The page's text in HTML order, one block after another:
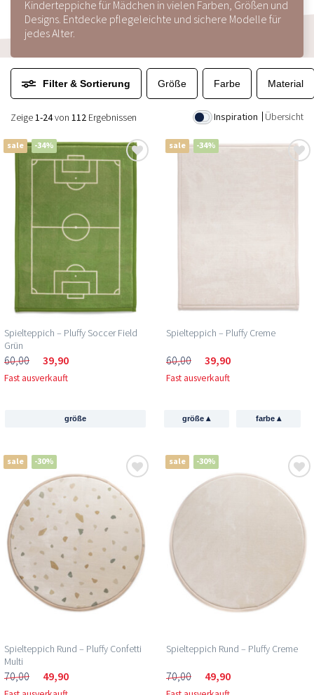
Kinderteppiche für Mädchen in vielen Farben, Größen und
Designs. Entdecke pflegeleichte und sichere Modelle für
jedes Alter.
Filter & Sortierung Größe Farbe Material
Inspiration Übersicht
Zeige1-24von 112 Ergebnissen
sale -34%
Spielteppich – Pluffy Soccer Field
Grün
60,00 39,90
Fast ausverkauft
größe
sale -34%
Spielteppich – Pluffy Creme
60,00 39,90
Fast ausverkauft
größe▴ farbe ▴
sale -30%
Spielteppich Rund – Pluffy Confetti
Multi
70,00 49,90
sale -30%
Spielteppich Rund – Pluffy Creme
70,00 49,90